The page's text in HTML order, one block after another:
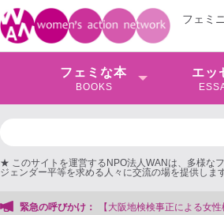
フェミ
フェミな本
BOOKS
エッ
★ このサイトを運営するNPO法人WANは、多様な
ジェンダー平等を求める人々に交流の場を提供します
緊急の呼びかけ：
阪地検検事正による女性検事への性的暴行事件